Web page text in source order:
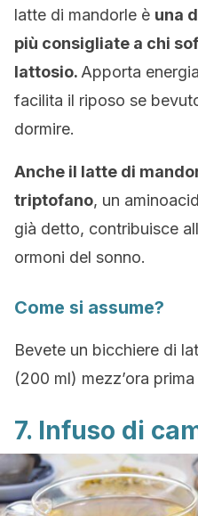
latte di mandorle è una
più consigliate a chi
lattosio. Apporta
facilita il riposo se
dormire.
Anche il latte di
triptofano, un
già detto, contribuisce
ormoni del sonno.
Come si assume?
Bevete un bicchiere di
(200 ml) mezz’ora
7. Infuso di